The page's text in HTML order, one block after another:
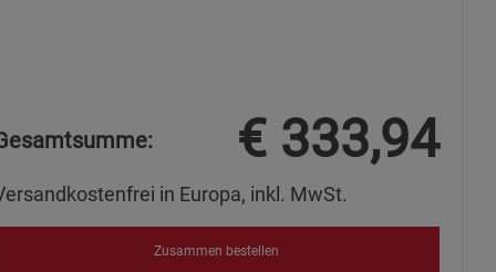
€ 333,94
in Europa, inkl. MwSt.
Zusammen bestellen